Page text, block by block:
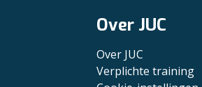
Over JUC
Over JUC
Verplichte training